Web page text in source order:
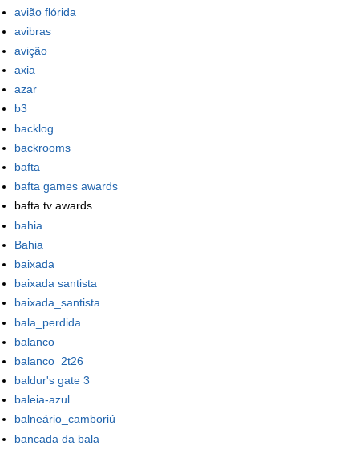
avião flórida
avibras
avição
axia
azar
b3
backlog
backrooms
bafta
bafta games awards
bafta tv awards
bahia
Bahia
baixada
baixada santista
baixada_santista
bala_perdida
balanco
balanco_2t26
baldur's gate 3
baleia-azul
balneário_camboriú
bancada da bala